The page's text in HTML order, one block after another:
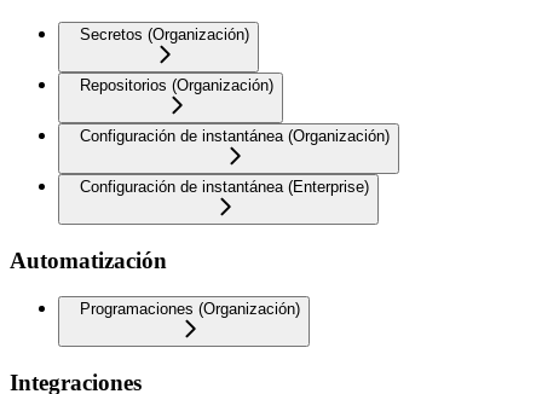
Secretos (Organización)
Repositorios (Organización)
Configuración de instantánea (Organización)
Configuración de instantánea (Enterprise)
Automatización
Programaciones (Organización)
Integraciones